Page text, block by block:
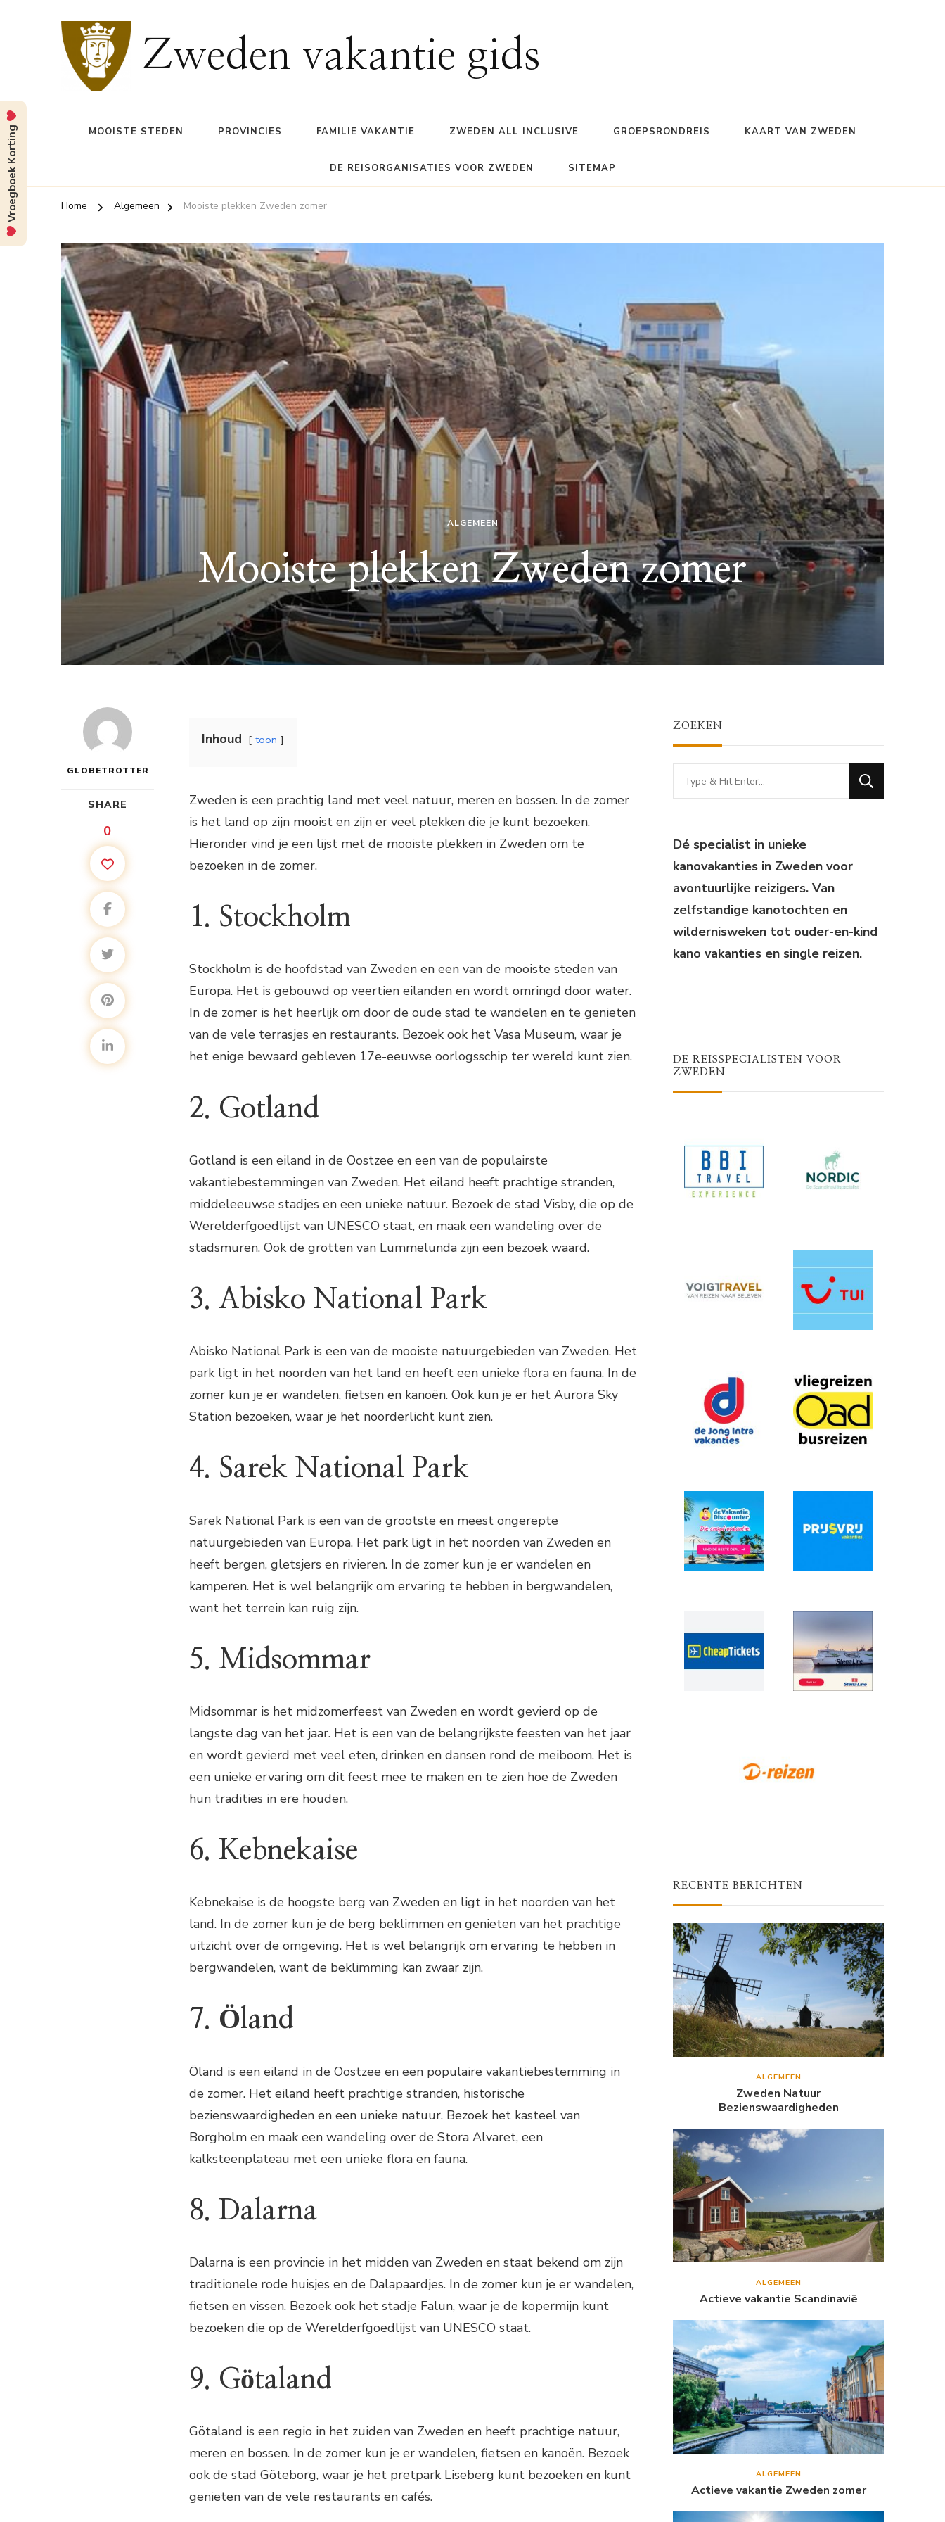
Zweden vakantie gids
MOOISTE STEDEN PROVINCIES FAMILIE VAKANTIE ZWEDEN ALL INCLUSIVE GROEPSRONDREIS KAART VAN ZWEDEN
DE REISORGANISATIES VOOR ZWEDEN SITEMAP
Home Algemeen Mooiste plekken Zweden zomer
ALGEMEEN
Mooiste plekken Zweden zomer
GLOBETROTTER
SHARE
0
Inhoud toon
Zweden is een prachtig land met veel natuur, meren en bossen. In de zomer
is het land op zijn mooist en zijn er veel plekken die je kunt bezoeken.
Hieronder vind je een lijst met de mooiste plekken in Zweden om te
bezoeken in de zomer.
1. Stockholm
Stockholm is de hoofdstad van Zweden en een van de mooiste steden van
Europa. Het is gebouwd op veertien eilanden en wordt omringd door water.
In de zomer is het heerlijk om door de oude stad te wandelen en te genieten
van de vele terrasjes en restaurants. Bezoek ook het Vasa Museum, waar je
het enige bewaard gebleven 17e-eeuwse oorlogsschip ter wereld kunt zien.
2. Gotland
Gotland is een eiland in de Oostzee en een van de populairste
vakantiebestemmingen van Zweden. Het eiland heeft prachtige stranden,
middeleeuwse stadjes en een unieke natuur. Bezoek de stad Visby, die op de
Werelderfgoedlijst van UNESCO staat, en maak een wandeling over de
stadsmuren. Ook de grotten van Lummelunda zijn een bezoek waard.
3. Abisko National Park
Abisko National Park is een van de mooiste natuurgebieden van Zweden. Het
park ligt in het noorden van het land en heeft een unieke flora en fauna. In de
zomer kun je er wandelen, fietsen en kanoën. Ook kun je er het Aurora Sky
Station bezoeken, waar je het noorderlicht kunt zien.
4. Sarek National Park
Sarek National Park is een van de grootste en meest ongerepte
natuurgebieden van Europa. Het park ligt in het noorden van Zweden en
heeft bergen, gletsjers en rivieren. In de zomer kun je er wandelen en
kamperen. Het is wel belangrijk om ervaring te hebben in bergwandelen,
want het terrein kan ruig zijn.
5. Midsommar
Midsommar is het midzomerfeest van Zweden en wordt gevierd op de
langste dag van het jaar. Het is een van de belangrijkste feesten van het jaar
en wordt gevierd met veel eten, drinken en dansen rond de meiboom. Het is
een unieke ervaring om dit feest mee te maken en te zien hoe de Zweden
hun tradities in ere houden.
6. Kebnekaise
Kebnekaise is de hoogste berg van Zweden en ligt in het noorden van het
land. In de zomer kun je de berg beklimmen en genieten van het prachtige
uitzicht over de omgeving. Het is wel belangrijk om ervaring te hebben in
bergwandelen, want de beklimming kan zwaar zijn.
7. Öland
Öland is een eiland in de Oostzee en een populaire vakantiebestemming in
de zomer. Het eiland heeft prachtige stranden, historische
bezienswaardigheden en een unieke natuur. Bezoek het kasteel van
Borgholm en maak een wandeling over de Stora Alvaret, een
kalksteenplateau met een unieke flora en fauna.
8. Dalarna
Dalarna is een provincie in het midden van Zweden en staat bekend om zijn
traditionele rode huisjes en de Dalapaardjes. In de zomer kun je er wandelen,
fietsen en vissen. Bezoek ook het stadje Falun, waar je de kopermijn kunt
bezoeken die op de Werelderfgoedlijst van UNESCO staat.
9. Götaland
Götaland is een regio in het zuiden van Zweden en heeft prachtige natuur,
meren en bossen. In de zomer kun je er wandelen, fietsen en kanoën. Bezoek
ook de stad Göteborg, waar je het pretpark Liseberg kunt bezoeken en kunt
genieten van de vele restaurants en cafés.
ZOEKEN
Looking
for
Dé specialist in unieke
kanovakanties in Zweden voor
avontuurlijke reizigers. Van
zelfstandige kanotochten en
wildernisweken tot ouder-en-kind
kano vakanties en single reizen.
DE REISSPECIALISTEN VOOR
ZWEDEN
RECENTE BERICHTEN
ALGEMEEN
Zweden Natuur
Bezienswaardigheden
ALGEMEEN
Actieve vakantie Scandinavië
ALGEMEEN
Actieve vakantie Zweden zomer
Vroegboek Korting